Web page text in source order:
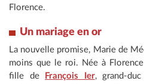
Florence.
Un mariage en or
La nouvelle promise, Marie de
moins que le roi. Née à
fille de
François Ier, grand-